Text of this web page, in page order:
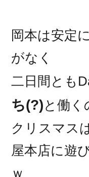
岡本は安定
がなく
二日間とも
ち(?)と働く
クリスマス
屋本店に遊
ｗ